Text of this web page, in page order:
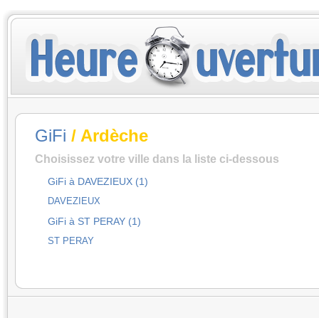
GiFi / Ardèche
Choisissez votre ville dans la liste ci-dessous
GiFi à DAVEZIEUX (1)
DAVEZIEUX
GiFi à ST PERAY (1)
ST PERAY